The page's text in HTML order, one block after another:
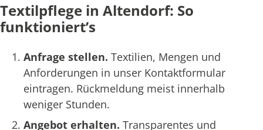
Textilpflege in Altendorf: So
funktioniert’s
Anfrage stellen. Textilien, Mengen und
Anforderungen in unser Kontaktformular
eintragen. Rückmeldung meist innerhalb
weniger Stunden.
Angebot erhalten. Transparentes und